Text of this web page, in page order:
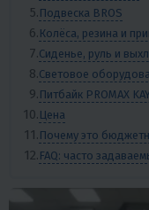
Подвеска BROS
Колёса, резина и
Сиденье, руль и
Световое
Питбайк PROMAX
Цена
Почему это
FAQ: часто